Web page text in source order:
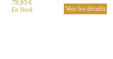
79,95 €
En Stock Voir les détails